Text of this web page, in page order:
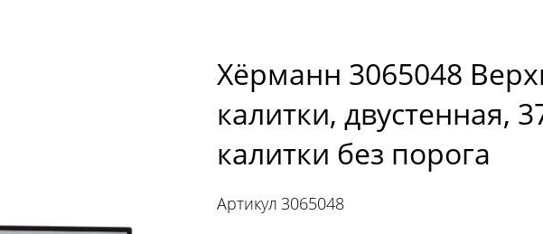
Хёрманн 3065048
калитки, двустенная,
калитки без порога
Артикул 3065048